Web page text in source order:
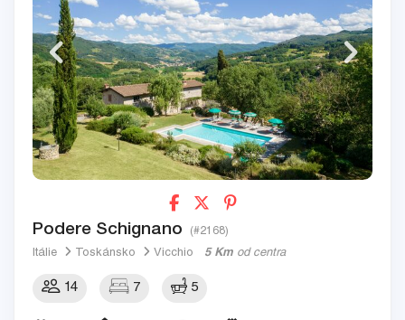
Podere Schignano (#2168)
Itálie Toskánsko Vicchio 5 Km od centra
14 7 5